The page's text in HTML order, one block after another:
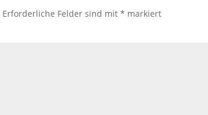
Erforderliche Felder sind mit* markiert